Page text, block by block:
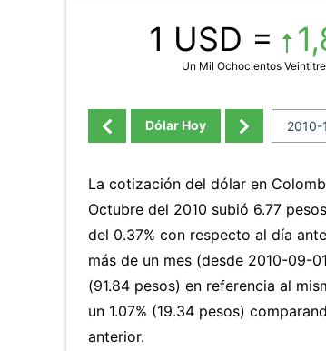
1 USD =
Un Mil Ochocientos
Dólar Hoy
La cotización del dólar en
Octubre del 2010 subió 6.77
del 0.37% con respecto al día
más de un mes (desde 2010-09-
(91.84 pesos) en referencia al
un 1.07% (19.34 pesos)
anterior.